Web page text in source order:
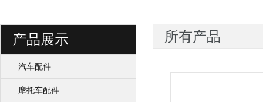
产品展示
汽车配件
摩托车配件
所有产品